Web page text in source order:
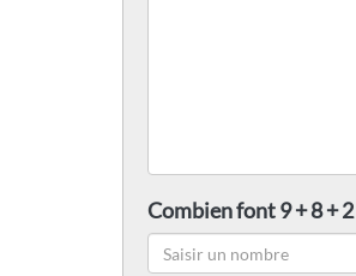
Combien font 9 + 8 + 2